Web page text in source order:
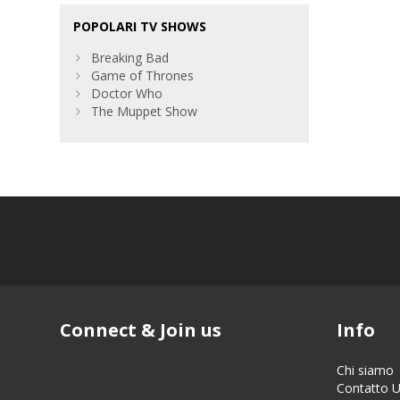
POPOLARI TV SHOWS
Breaking Bad
Game of Thrones
Doctor Who
The Muppet Show
Connect & Join us Info
Chi siamo
Contatto